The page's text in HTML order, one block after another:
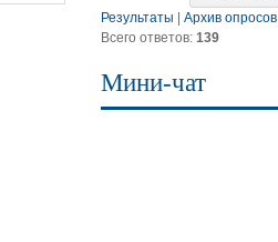
Результаты
Архив опросов
Всего ответов: 139
Мини-чат